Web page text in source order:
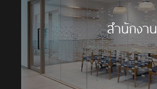
สำนักงาน